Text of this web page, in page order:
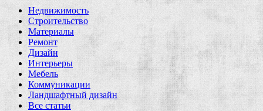
Недвижимость
Строительство
Материалы
Ремонт
Дизайн
Интерьеры
Мебель
Коммуникации
Ландшафтный дизайн
Все статьи